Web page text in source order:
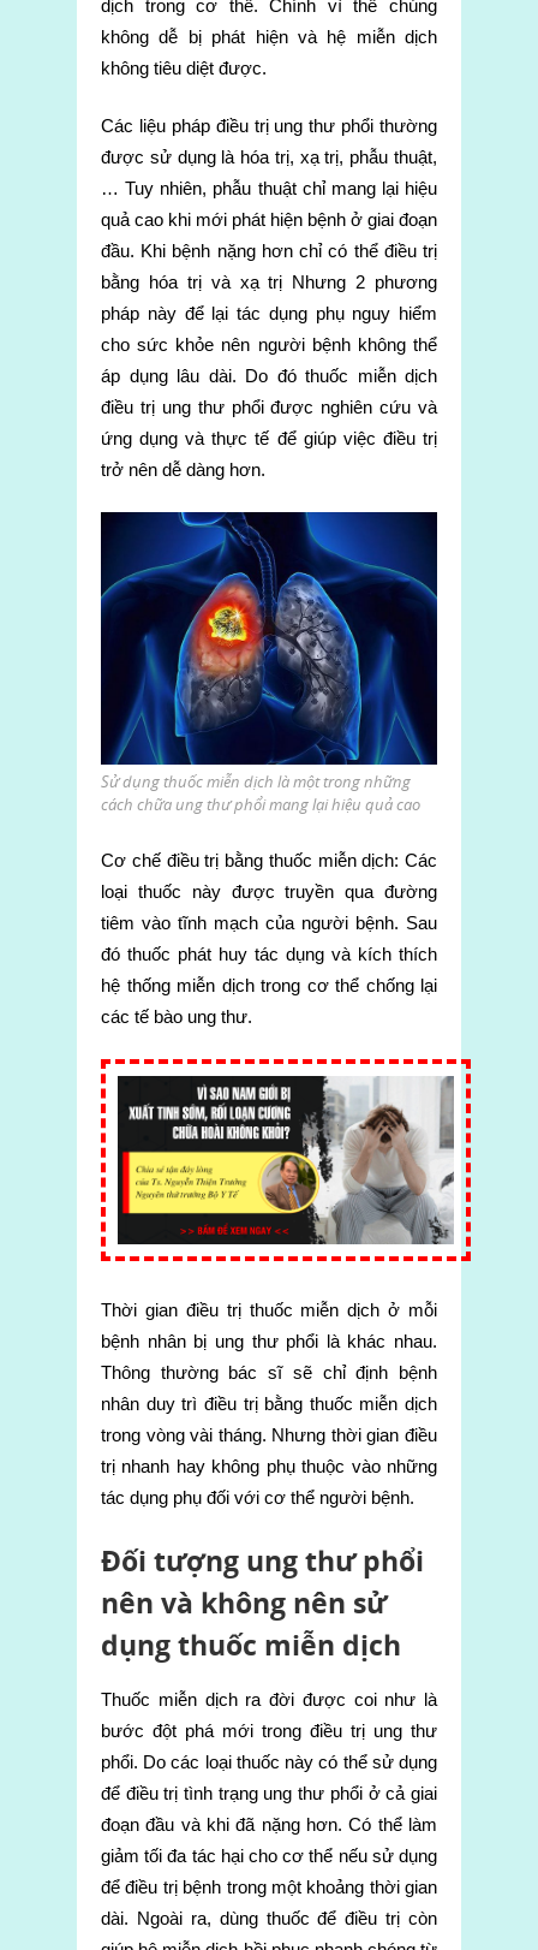
dịch trong cơ thể. Chính vì thế chúng
không dễ bị phát hiện và hệ miễn dịch
không tiêu diệt được.
Các liệu pháp điều trị ung thư phổi thường
được sử dụng là hóa trị, xạ trị, phẫu thuật,
… Tuy nhiên, phẫu thuật chỉ mang lại hiệu
quả cao khi mới phát hiện bệnh ở giai đoạn
đầu. Khi bệnh nặng hơn chỉ có thể điều trị
bằng hóa trị và xạ trị Nhưng 2 phương
pháp này để lại tác dụng phụ nguy hiểm
cho sức khỏe nên người bệnh không thể
áp dụng lâu dài. Do đó thuốc miễn dịch
điều trị ung thư phổi được nghiên cứu và
ứng dụng và thực tế để giúp việc điều trị
trở nên dễ dàng hơn.
Sử dụng thuốc miễn dịch là một trong những
cách chữa ung thư phổi mang lại hiệu quả cao
Cơ chế điều trị bằng thuốc miễn dịch: Các
loại thuốc này được truyền qua đường
tiêm vào tĩnh mạch của người bệnh. Sau
đó thuốc phát huy tác dụng và kích thích
hệ thống miễn dịch trong cơ thể chống lại
các tế bào ung thư.
Thời gian điều trị thuốc miễn dịch ở mỗi
bệnh nhân bị ung thư phổi là khác nhau.
Thông thường bác sĩ sẽ chỉ định bệnh
nhân duy trì điều trị bằng thuốc miễn dịch
trong vòng vài tháng. Nhưng thời gian điều
trị nhanh hay không phụ thuộc vào những
tác dụng phụ đối với cơ thể người bệnh.
Đối tượng ung thư phổi
nên và không nên sử
dụng thuốc miễn dịch
Thuốc miễn dịch ra đời được coi như là
bước đột phá mới trong điều trị ung thư
phổi. Do các loại thuốc này có thể sử dụng
để điều trị tình trạng ung thư phổi ở cả giai
đoạn đầu và khi đã nặng hơn. Có thể làm
giảm tối đa tác hại cho cơ thể nếu sử dụng
để điều trị bệnh trong một khoảng thời gian
dài. Ngoài ra, dùng thuốc để điều trị còn